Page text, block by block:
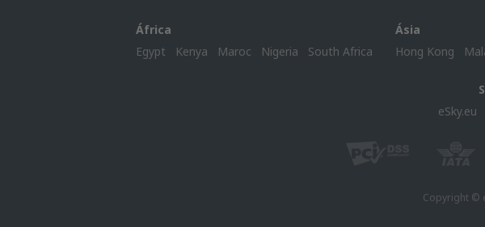
África
Egypt
Kenya Maroc Nigeria South Africa
Ásia
Hong Kong
eSky.eu
Copyright ©